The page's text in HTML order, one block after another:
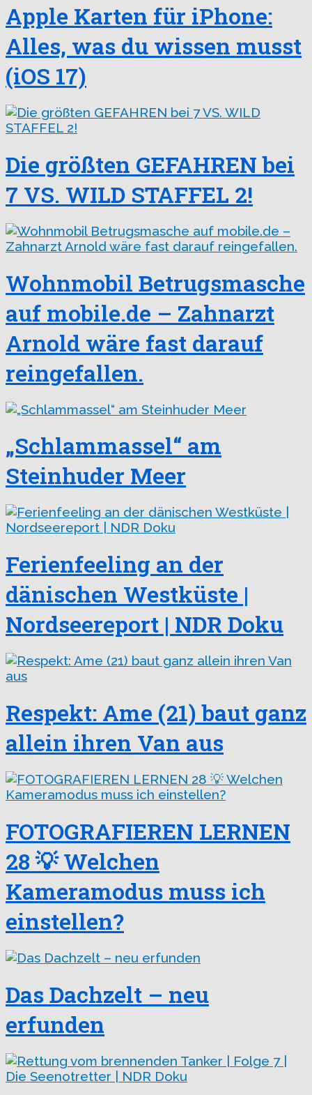
Apple Karten für iPhone:
Alles, was du wissen musst
(iOS 17)
Die größten GEFAHREN bei
7 VS. WILD STAFFEL 2!
Wohnmobil Betrugsmasche
auf mobile.de – Zahnarzt
Arnold wäre fast darauf
reingefallen.
„Schlammassel“ am
Steinhuder Meer
Ferienfeeling an der
dänischen Westküste |
Nordseereport | NDR Doku
Respekt: Ame (21) baut ganz
allein ihren Van aus
FOTOGRAFIEREN LERNEN
28 💡 Welchen
Kameramodus muss ich
einstellen?
Das Dachzelt – neu
erfunden